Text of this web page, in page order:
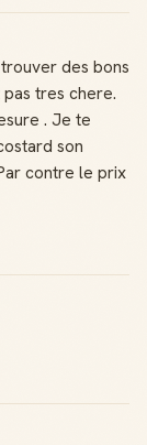
des bons
tres chere.
. Je te
son
contre le prix